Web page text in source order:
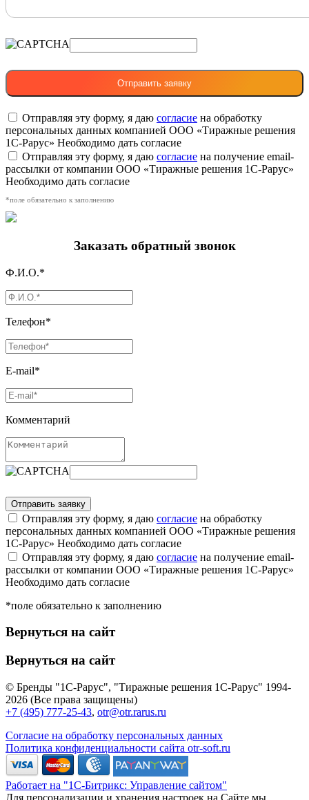
Отправляя эту форму, я даю согласие на обработку
персональных данных компанией ООО «Тиражные решения
1С-Рарус» Необходимо дать согласие
Отправляя эту форму, я даю согласие на получение email-
рассылки от компании ООО «Тиражные решения 1С-Рарус»
Необходимо дать согласие
*поле обязательно к заполнению
Заказать обратный звонок
Ф.И.О.*
Телефон*
E-mail*
Комментарий
Отправляя эту форму, я даю согласие на обработку
персональных данных компанией ООО «Тиражные решения
1С-Рарус» Необходимо дать согласие
Отправляя эту форму, я даю согласие на получение email-
рассылки от компании ООО «Тиражные решения 1С-Рарус»
Необходимо дать согласие
*поле обязательно к заполнению
Вернуться на сайт
Вернуться на сайт
© Бренды "1С-Рарус", "Тиражные решения 1С-Рарус" 1994-
2026 (Все права защищены)
+7 (495) 777-25-43, otr@otr.rarus.ru
Согласие на обработку персональных данных
Политика конфиденциальности сайта otr-soft.ru
Работает на "1С-Битрикс: Управление сайтом"
Для персонализации и хранения настроек на Сайте мы